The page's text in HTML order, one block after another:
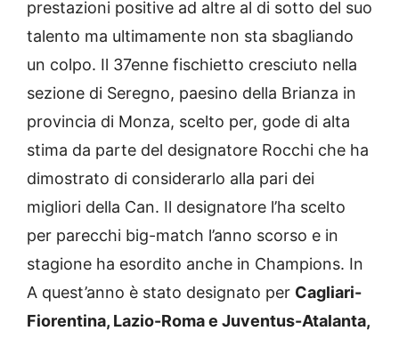
prestazioni positive ad altre al di sotto del suo
talento ma ultimamente non sta sbagliando
un colpo. Il 37enne fischietto cresciuto nella
sezione di Seregno, paesino della Brianza in
provincia di Monza, scelto per, gode di alta
stima da parte del designatore Rocchi che ha
dimostrato di considerarlo alla pari dei
migliori della Can. Il designatore l’ha scelto
per parecchi big-match l’anno scorso e in
stagione ha esordito anche in Champions. In
A quest’anno è stato designato per Cagliari-
Fiorentina, Lazio-Roma e Juventus-Atalanta,